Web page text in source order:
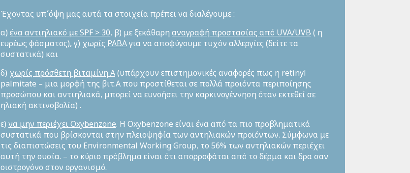
Έχοντας υπ΄όψη μας αυτά τα στοιχεία πρέπει να διαλέγουμε :
α) ένα αντιηλιακό μεSPF > 30, β) με ξεκάθαρη αναγραφή προστασίας από UVA/UVB ( η
ευρέως φάσματος), γ) χωρίς PABAγια να αποφύγουμε τυχόν αλλεργίες (δείτε τα
συστατικά) και
δ) χωρίς πρόσθετη βιταμίνη Α(υπάρχουν επιστημονικές αναφορές πως η retinyl
palmitate – μια μορφή της βιτ.Α που προστίθεται σε πολλά προιόντα περιποίησης
προσώπου και αντιηλιακά, μπορεί να ευνοήσει την καρκινογέννηση όταν εκτεθεί σε
ηλιακή ακτινοβολία) .
ε) να μην περιέχει Οxybenzone. Η Oxybenzone είναι ένα από τα πιο προβληματικά
συστατικά που βρίσκονται στην πλειοψηφία των αντηλιακών προϊόντων. Σύμφωνα με
τις διαπιστώσεις του Environmental Working Group, το 56% των αντηλιακών περιέχει
αυτή την ουσία. – το κύριο πρόβλημα είναι ότι απορροφάται από το δέρμα και δρα σαν
οιστρογόνο στον οργανισμό.